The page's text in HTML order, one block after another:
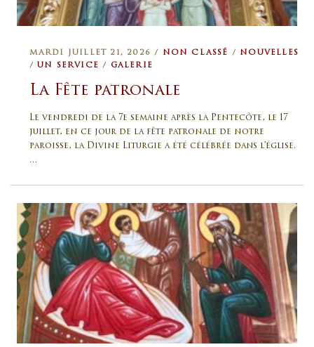
MARDI JUILLET 21, 2026 / NON CLASSÉ / NOUVELLES
/UN SERVICE / GALERIE
La Fête patronale
Le vendredi de la 7e semaine après la Pentecôte, le 17
juillet, en ce jour de la fête patronale de notre
paroisse, la Divine Liturgie a été célébrée dans l’église.
…